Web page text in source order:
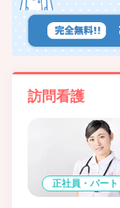
訪問看護
正社員・パート